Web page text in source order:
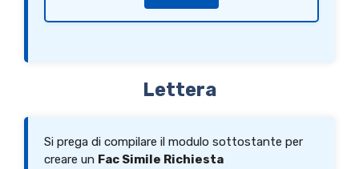
Lettera
Si prega di compilare il modulo sottostante per
creare un Fac Simile Richiesta